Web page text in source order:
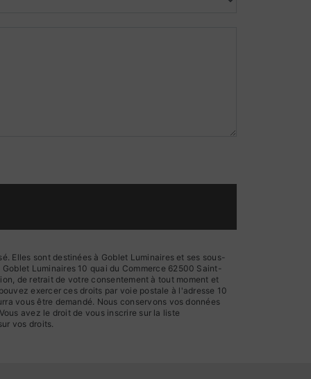
Elles sont destinées à Goblet Luminaires et ses sous-
Luminaires 10 quai du Commerce 62500 Saint-
de retrait de votre consentement à tout moment et
exercer ces droits par voie postale à l'adresse 10
vous être demandé. Nous conservons vos données
avez le droit de vous inscrire sur la liste
vos droits.